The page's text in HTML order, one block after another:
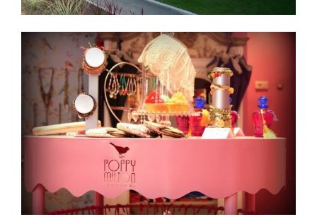
Découvrir
ESCALIER DÉBILLARDÉ INOX/VERRE
Escaliers décoratifs - Nord-Pas-de-Calais
Découvrir